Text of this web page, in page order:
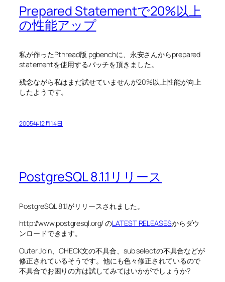
Prepared Statementで20%以上
の性能アップ
私が作ったPthread版 pgbenchに、永安さんからprepared
statementを使用するパッチを頂きました。
残念ながら私はまだ試せていませんが20%以上性能が向上
したようです。
2005年12月14日
PostgreSQL 8.1.1リリース
PostgreSQL 8.1.1がリリースされました。
http://www.postgresql.org/ のLATEST RELEASESからダウ
ンロードできます。
Outer Join、CHECK文の不具合、sub selectの不具合などが
修正されているそうです。他にも色々修正されているので
不具合でお困りの方は試してみてはいかがでしょうか?